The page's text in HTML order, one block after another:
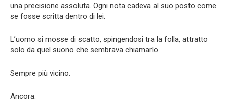
una precisione assoluta. Ogni nota cadeva al suo posto come
se fosse scritta dentro di lei.
L’uomo si mosse di scatto, spingendosi tra la folla, attratto
solo da quel suono che sembrava chiamarlo.
Sempre più vicino.
Ancora.